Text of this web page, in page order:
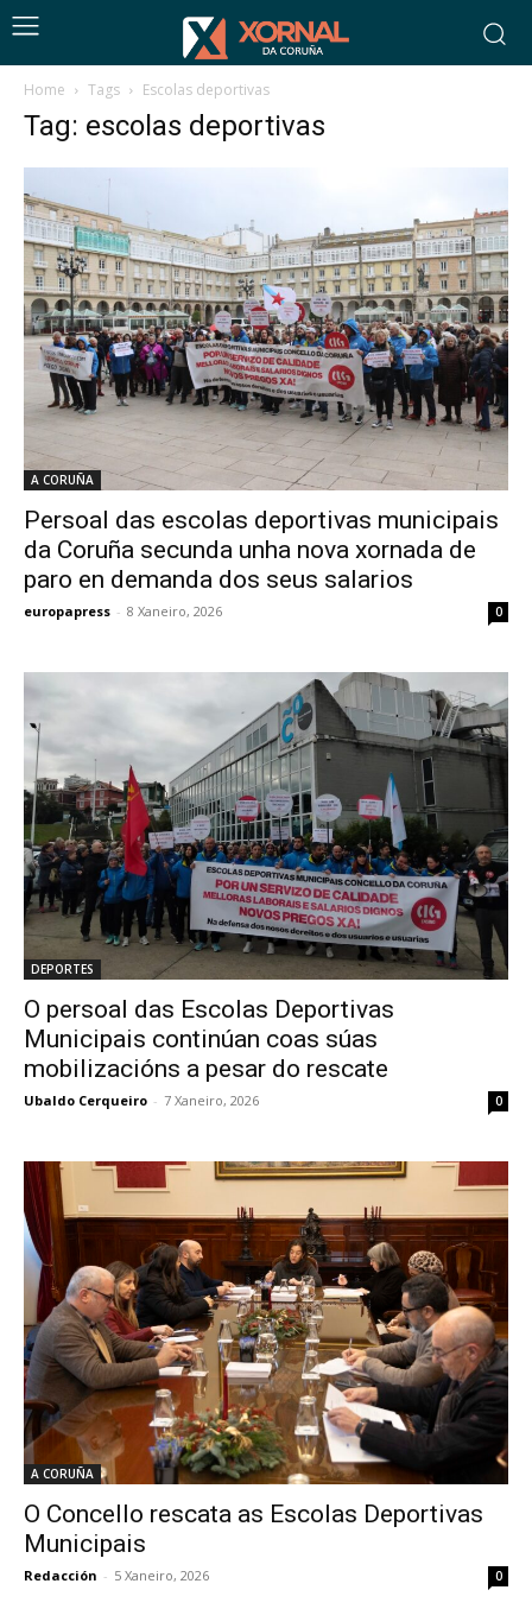
Home Tags Escolas deportivas
Tag: escolas deportivas
A CORUÑA
Persoal das escolas deportivas municipais
da Coruña secunda unha nova xornada de
paro en demanda dos seus salarios
europapress - 8 Xaneiro, 2026 0
DEPORTES
O persoal das Escolas Deportivas
Municipais continúan coas súas
mobilizacións a pesar do rescate
Ubaldo Cerqueiro - 7 Xaneiro, 2026 0
A CORUÑA
O Concello rescata as Escolas Deportivas
Municipais
Redacción - 5 Xaneiro, 2026 0